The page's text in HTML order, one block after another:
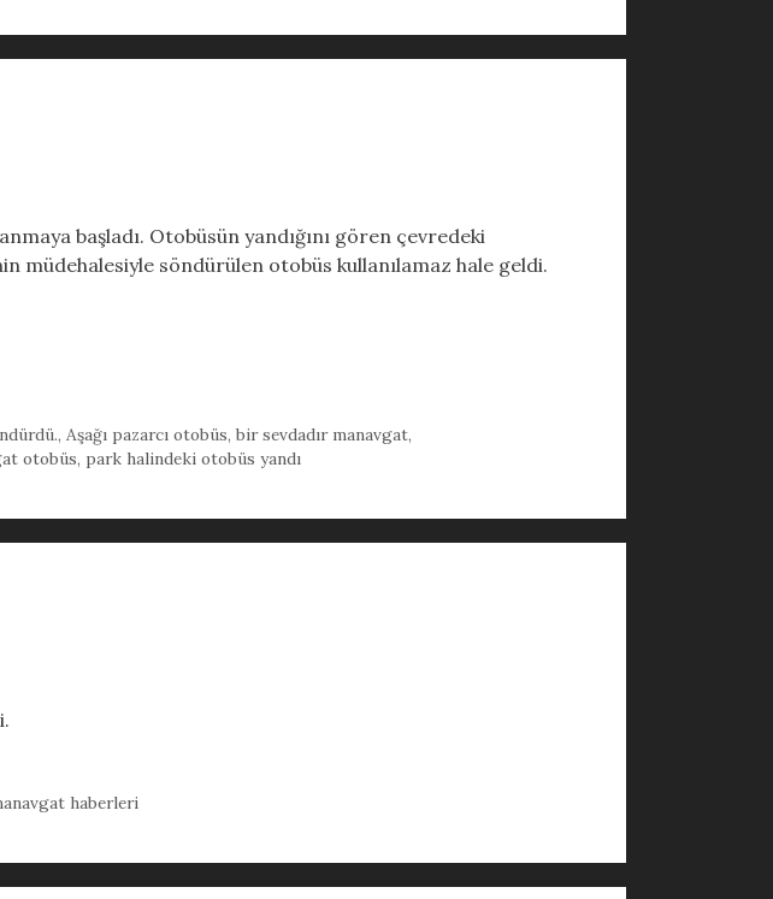
başladı. Otobüsün yandığını gören çevredeki
müdehalesiyle söndürülen otobüs kullanılamaz hale geldi.
,Aşağı pazarcı otobüs,bir sevdadır manavgat,
otobüs, park halindeki otobüs yandı
haberleri